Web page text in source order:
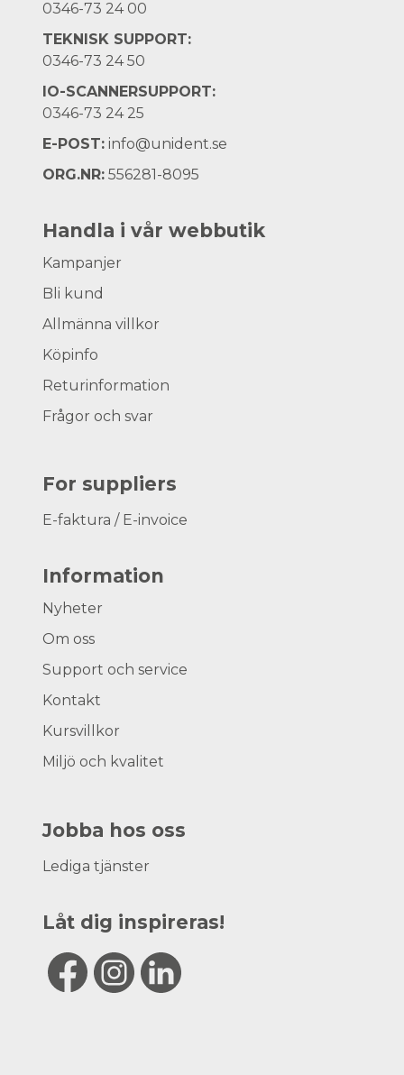
0346-73 24 00
TEKNISK SUPPORT:
0346-73 24 50
IO-SCANNERSUPPORT:
0346-73 24 25
E-POST: info@unident.se
ORG.NR: 556281-8095
Handla i vår webbutik
Kampanjer
Bli kund
Allmänna villkor
Köpinfo
Returinformation
Frågor och svar
For suppliers
E-faktura / E-invoice
Information
Nyheter
Om oss
Support och service
Kontakt
Kursvillkor
Miljö och kvalitet
Jobba hos oss
Lediga tjänster
Låt dig inspireras!